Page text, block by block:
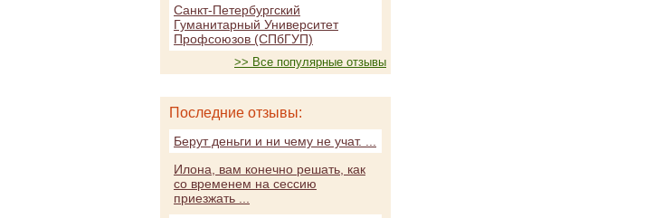
Санкт-Петербургский
Гуманитарный Университет
Профсоюзов (СПбГУП)
>> Все популярные отзывы
Последние отзывы:
Берут деньги и ни чему не учат. ...
Илона, вам конечно решать, как
со временем на сессию
приезжать ...